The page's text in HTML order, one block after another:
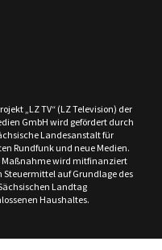
„LZ TV“ (LZ Television) der
GmbH wird gefördert durch
Landesanstalt für
Rundfunk und neue Medien.
Maßnahme wird mitfinanziert
Steuermittel auf Grundlage des
Landtag
Haushaltes.